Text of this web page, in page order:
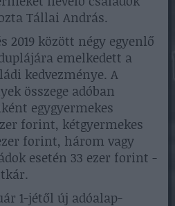
Tállai András.
2019 között négy egyenlő
emelkedett a
kedvezménye. A
összege adóban
egygyermekes
forint, kétgyermekes
forint, három vagy
esetén 33 ezer forint -
1-jétől új adóalap-